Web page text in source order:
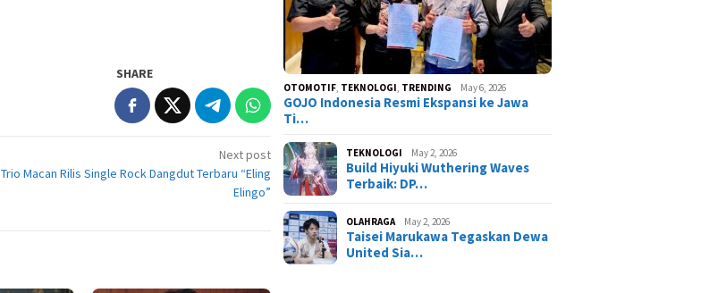
SHARE
Next post
Trio Macan Rilis Single Rock Dangdut Terbaru “Eling
Elingo”
OTOMOTIF, TEKNOLOGI, TRENDING May 6, 2026
GOJO Indonesia Resmi Ekspansi ke Jawa
Ti…
TEKNOLOGI May 2, 2026
Build Hiyuki Wuthering Waves
Terbaik: DP…
OLAHRAGA May 2, 2026
Taisei Marukawa Tegaskan Dewa
United Sia…